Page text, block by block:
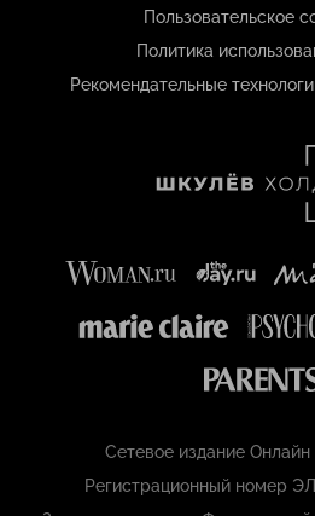
Пользовательское
Политика
Рекомендательные
Сетевое издание
Регистрационный номер